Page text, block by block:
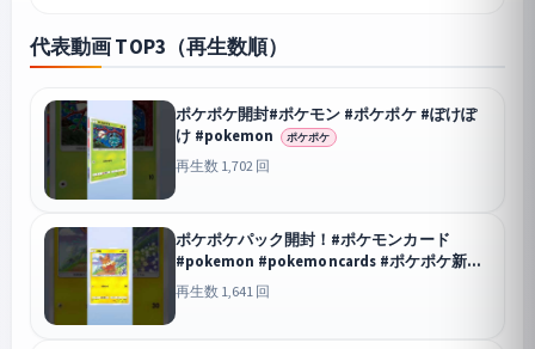
代表動画 TOP3（再生数順）
ポケポケ開封#ポケモン #ポケポケ #ぽけぽ
け #pokemon
ポケポケ
再生数 1,702 回
ポケポケパック開封！#ポケモンカード
#pokemon #pokemoncards #ポケポケ新パ
ック
ポケポケ
再生数 1,641 回